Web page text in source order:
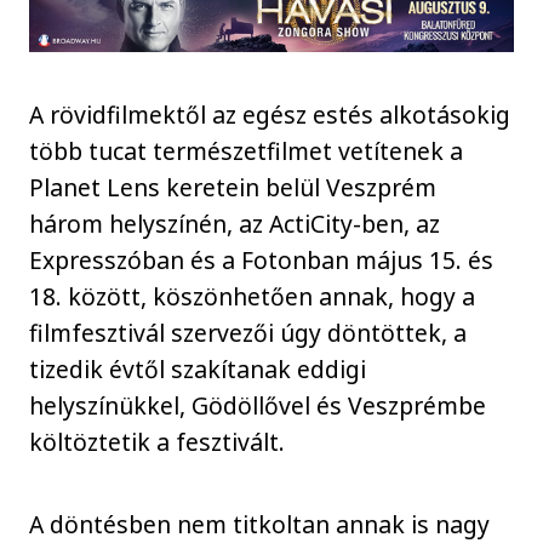
A rövidfilmektől az egész estés alkotásokig
több tucat természetfilmet vetítenek a
Planet Lens keretein belül Veszprém
három helyszínén, az ActiCity-ben, az
Expresszóban és a Fotonban május 15. és
18. között, köszönhetően annak, hogy a
filmfesztivál szervezői úgy döntöttek, a
tizedik évtől szakítanak eddigi
helyszínükkel, Gödöllővel és Veszprémbe
költöztetik a fesztivált.
A döntésben nem titkoltan annak is nagy